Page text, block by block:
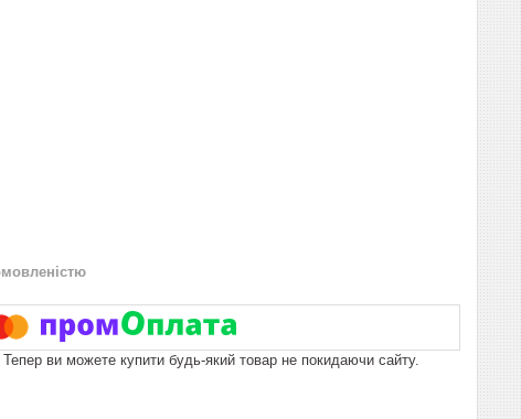
Тепер ви можете купити будь-який товар не покидаючи сайту.